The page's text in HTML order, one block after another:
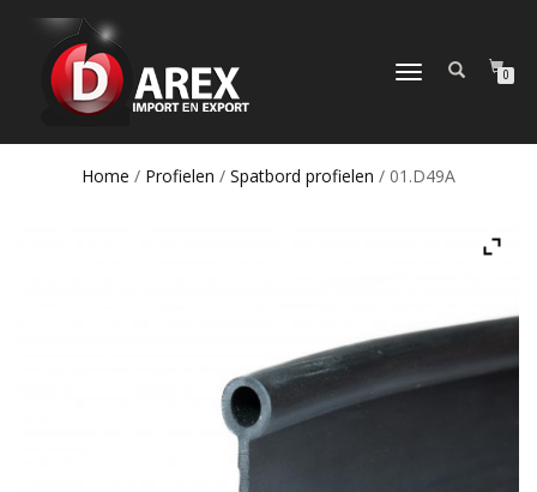
TOGGLE
0
Home / Profielen / Spatbord profielen / 01.D49A